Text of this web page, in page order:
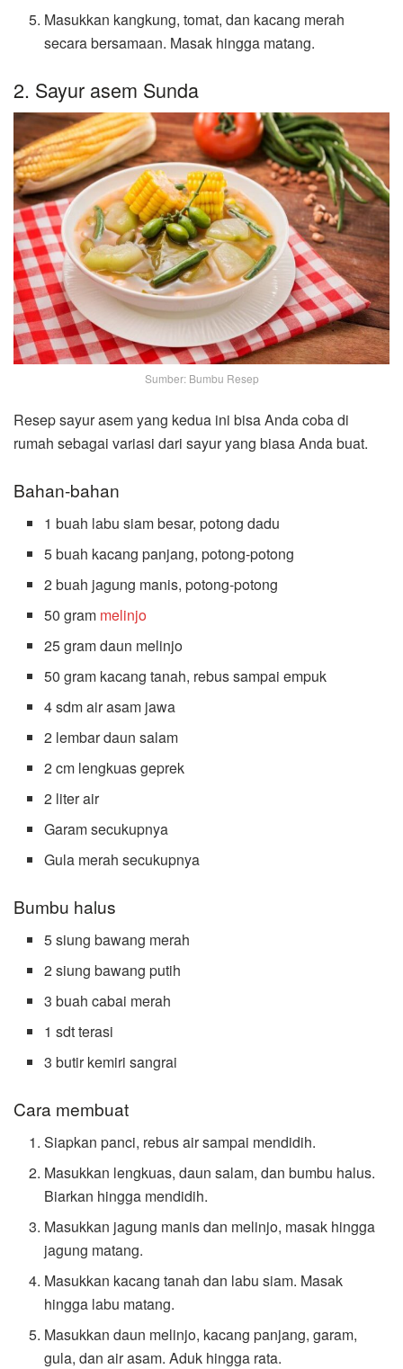
Masukkan kangkung, tomat, dan kacang merah
secara bersamaan. Masak hingga matang.
2. Sayur asem Sunda
Sumber: Bumbu Resep
Resep sayur asem yang kedua ini bisa Anda coba di
rumah sebagai variasi dari sayur yang biasa Anda buat.
Bahan-bahan
1 buah labu siam besar, potong dadu
5 buah kacang panjang, potong-potong
2 buah jagung manis, potong-potong
50 gram melinjo
25 gram daun melinjo
50 gram kacang tanah, rebus sampai empuk
4 sdm air asam jawa
2 lembar daun salam
2 cm lengkuas geprek
2 liter air
Garam secukupnya
Gula merah secukupnya
Bumbu halus
5 siung bawang merah
2 siung bawang putih
3 buah cabai merah
1 sdt terasi
3 butir kemiri sangrai
Cara membuat
Siapkan panci, rebus air sampai mendidih.
Masukkan lengkuas, daun salam, dan bumbu halus.
Biarkan hingga mendidih.
Masukkan jagung manis dan melinjo, masak hingga
jagung matang.
Masukkan kacang tanah dan labu siam. Masak
hingga labu matang.
Masukkan daun melinjo, kacang panjang, garam,
gula, dan air asam. Aduk hingga rata.